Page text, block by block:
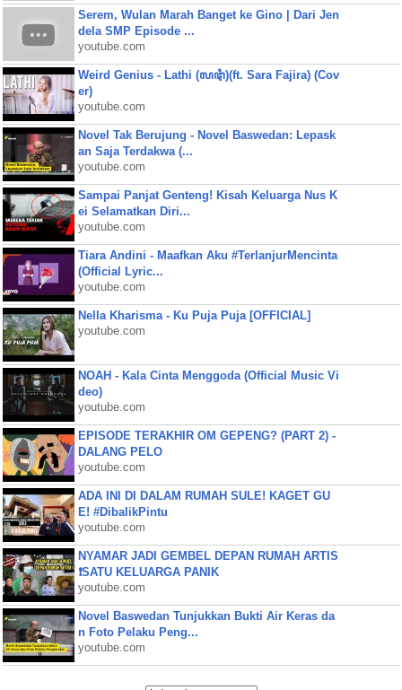
Serem, Wulan Marah Banget ke Gino | Dari Jen
dela SMP Episode ...
youtube.com
Weird Genius - Lathi (ꦭꦛꦶ)(ft. Sara Fajira) (Cov
er)
youtube.com
Novel Tak Berujung - Novel Baswedan: Lepask
an Saja Terdakwa (...
youtube.com
Sampai Panjat Genteng! Kisah Keluarga Nus K
ei Selamatkan Diri...
youtube.com
Tiara Andini - Maafkan Aku #TerlanjurMencinta
(Official Lyric...
youtube.com
Nella Kharisma - Ku Puja Puja [OFFICIAL]
youtube.com
NOAH - Kala Cinta Menggoda (Official Music Vi
deo)
youtube.com
EPISODE TERAKHIR OM GEPENG? (PART 2) -
DALANG PELO
youtube.com
ADA INI DI DALAM RUMAH SULE! KAGET GU
E! #DibalikPintu
youtube.com
NYAMAR JADI GEMBEL DEPAN RUMAH ARTIS
❗SATU KELUARGA PANIK
youtube.com
Novel Baswedan Tunjukkan Bukti Air Keras da
n Foto Pelaku Peng...
youtube.com